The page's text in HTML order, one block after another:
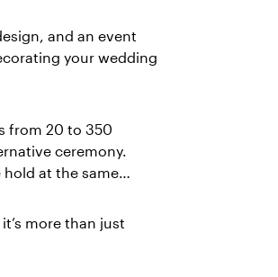
and an event
your wedding
from 20 to 350
ceremony.
at the same
more than just